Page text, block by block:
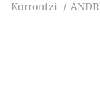
Korrontzi